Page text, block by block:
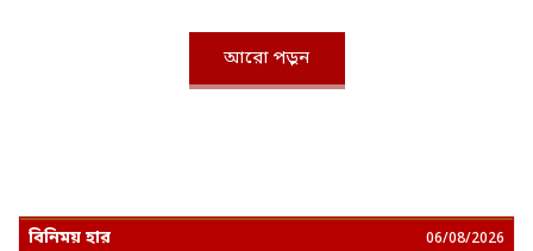
আরো পড়ুন
বিনিময় হার 06/08/2026